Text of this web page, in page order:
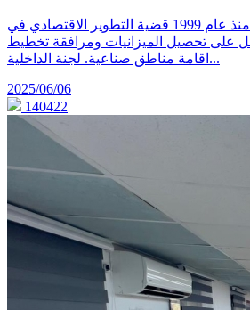
يرافق مركز مساواة منذ عام 1999 قضية التطوير الاقتصادي في
على تحصيل الميزانيات ومرافقة تخطيط
اقامة مناطق صناعية. لجنة الداخلية...
2025/06/06
140422